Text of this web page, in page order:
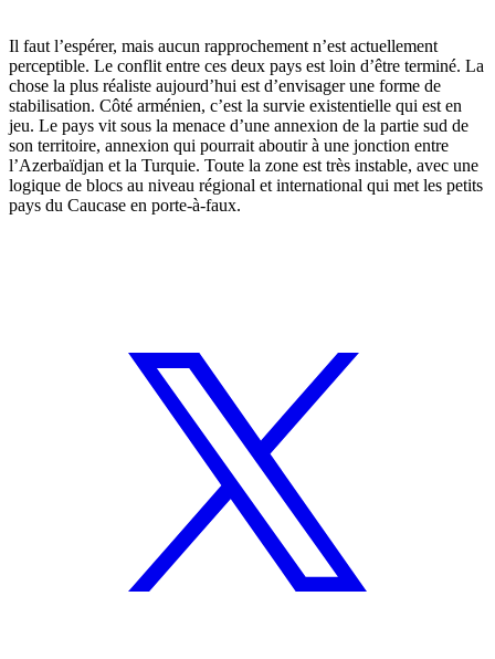
Il faut l’espérer, mais aucun rapprochement n’est actuellement
perceptible. Le conflit entre ces deux pays est loin d’être terminé. La
chose la plus réaliste aujourd’hui est d’envisager une forme de
stabilisation. Côté arménien, c’est la survie existentielle qui est en
jeu. Le pays vit sous la menace d’une annexion de la partie sud de
son territoire, annexion qui pourrait aboutir à une jonction entre
l’Azerbaïdjan et la Turquie. Toute la zone est très instable, avec une
logique de blocs au niveau régional et international qui met les petits
pays du Caucase en porte-à-faux.